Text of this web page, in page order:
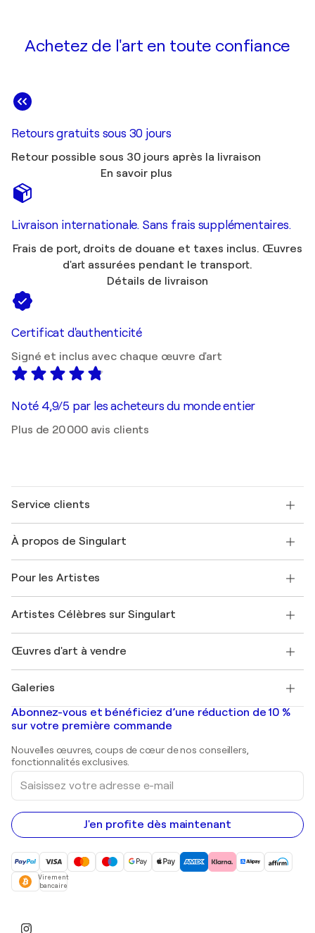
Achetez de l'art en toute confiance
Retours gratuits sous 30 jours
Retour possible sous 30 jours après la livraison
En savoir plus
Livraison internationale. Sans frais supplémentaires.
Frais de port, droits de douane et taxes inclus. Œuvres
d'art assurées pendant le transport.
Détails de livraison
Certificat d'authenticité
Signé et inclus avec chaque œuvre d'art
Noté 4,9/5 par les acheteurs du monde entier
Plus de 20 000 avis clients
Service clients
Expédition
Offrir une carte cadeau
Rejoignez notre programme commercial
Mon compte
+33 1 76 44 06 42
À propos de Singulart
FAQ
Magazine Singulart
Emplois
Découvrez une sélection d'art original
Pour les Artistes
Se connecter en tant qu'Artiste
Artistes Célèbres sur Singulart
Marc Chagall
Banksy
Mr. Brainwash
Shepard Fairey
Œuvres d'art à vendre
Tableaux abstraits à vendre
Peintures de paysage
Estampes
Peintures acryliques
Galeries
Galeries d'art en France
Galeries d'art en Belgique
Abonnez-vous et bénéficiez d’une réduction de 10 %
sur votre première commande
Nouvelles œuvres, coups de cœur de nos conseillers,
fonctionnalités exclusives.
Saisissez
votre
adresse
e-
mail
J'en profite dès maintenant
Virement
bancaire